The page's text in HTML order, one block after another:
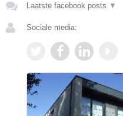
Laatste facebook posts ▼
Sociale media: